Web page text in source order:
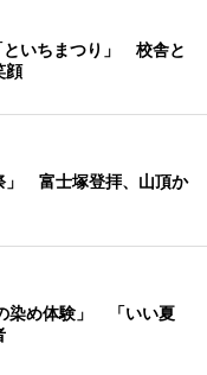
いちまつり」 校舎と
顔
」 富士塚登拝、山頂か
染め体験」 「いい夏